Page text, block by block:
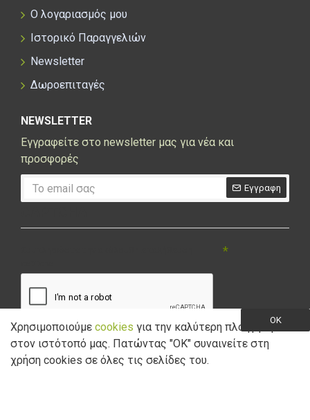
Ο λογαριασμός μου
Ιστορικό Παραγγελιών
Newsletter
Δωροεπιταγές
NEWSLETTER
Εγγραφείτε στο newsletter μας για νέα και
προσφορές
Εγγραφη
Έχω διαβάσει και αποδέχομαι την Πολιτική Απορρήτου
OK
Χρησιμοποιούμε cookies για την καλύτερη πλοήγηση
στον ιστότοπό μας. Πατώντας "ΟK" συναινείτε στη
χρήση cookies σε όλες τις σελίδες του.